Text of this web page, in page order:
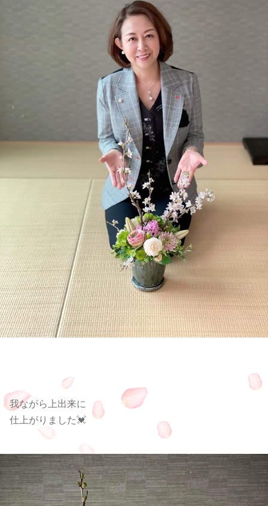
我ながら上出来に
仕上がりました💓